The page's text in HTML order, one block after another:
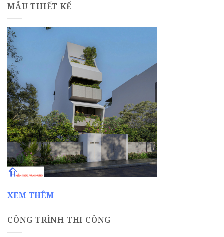
MẪU THIẾT KẾ
XEM THÊM
CÔNG TRÌNH THI CÔNG